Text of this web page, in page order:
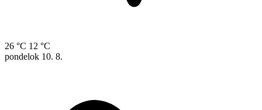
26 °C 12 °C
pondelok 10. 8.